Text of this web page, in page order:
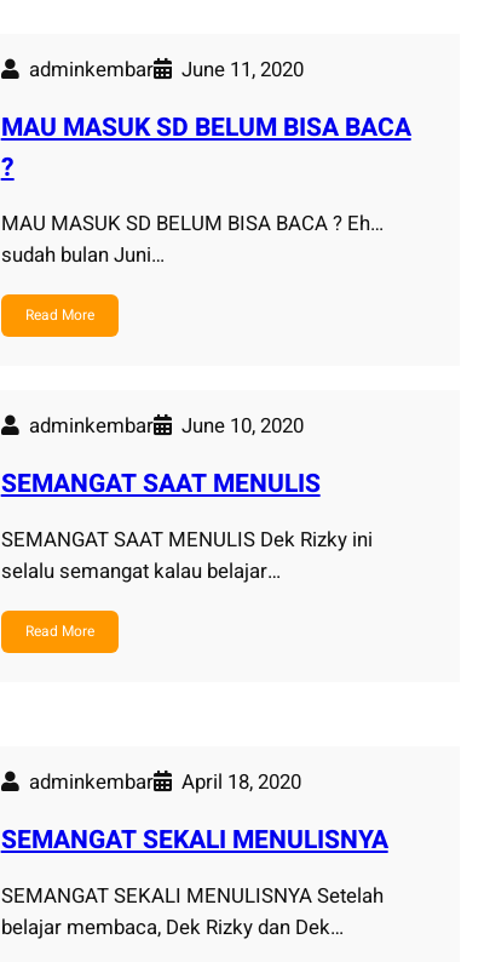
adminkembar June 11, 2020
MAU MASUK SD BELUM BISA BACA
?
MAU MASUK SD BELUM BISA BACA ? Eh…
sudah bulan Juni…
Read More
adminkembar June 10, 2020
SEMANGAT SAAT MENULIS
SEMANGAT SAAT MENULIS Dek Rizky ini
selalu semangat kalau belajar…
Read More
adminkembar April 18, 2020
SEMANGAT SEKALI MENULISNYA
SEMANGAT SEKALI MENULISNYA Setelah
belajar membaca, Dek Rizky dan Dek…